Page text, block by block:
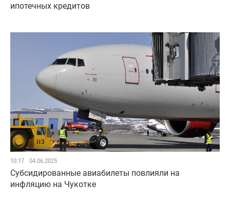
ипотечных кредитов
10:17 04.06.2025
Субсидированные авиабилеты повлияли на
инфляцию на Чукотке